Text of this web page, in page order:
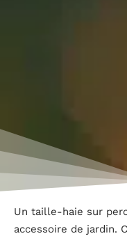
Un taille-haie sur
accessoire de jardin.